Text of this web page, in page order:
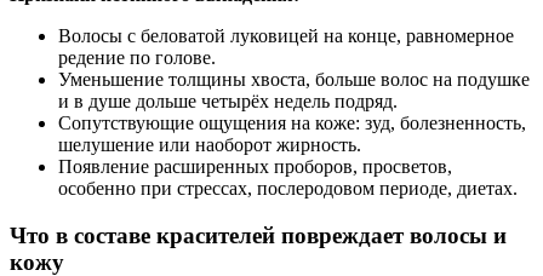
Волосы с беловатой луковицей на конце, равномерное
редение по голове.
Уменьшение толщины хвоста, больше волос на подушке
и в душе дольше четырёх недель подряд.
Сопутствующие ощущения на коже: зуд, болезненность,
шелушение или наоборот жирность.
Появление расширенных проборов, просветов,
особенно при стрессах, послеродовом периоде, диетах.
Что в составе красителей повреждает волосы и
кожу